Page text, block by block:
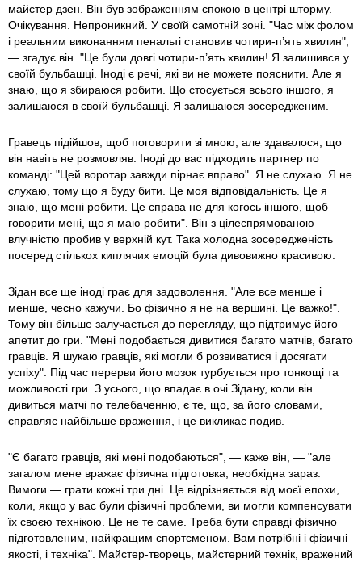
майстер дзен. Він був зображенням спокою в центрі шторму.
Очікування. Непроникний. У своїй самотній зоні. "Час між фолом
і реальним виконанням пенальті становив чотири-п’ять хвилин",
— згадує він. "Це були довгі чотири-п’ять хвилин! Я залишився у
своїй бульбашці. Іноді є речі, які ви не можете пояснити. Але я
знаю, що я збираюся робити. Що стосується всього іншого, я
залишаюся в своїй бульбашці. Я залишаюся зосередженим.
Гравець підійшов, щоб поговорити зі мною, але здавалося, що
він навіть не розмовляв. Іноді до вас підходить партнер по
команді: "Цей воротар завжди пірнає вправо". Я не слухаю. Я не
слухаю, тому що я буду бити. Це моя відповідальність. Це я
знаю, що мені робити. Це справа не для когось іншого, щоб
говорити мені, що я маю робити". Він з цілеспрямованою
влучністю пробив у верхній кут. Така холодна зосередженість
посеред стількох киплячих емоцій була дивовижно красивою.
Зідан все ще іноді грає для задоволення. "Але все менше і
менше, чесно кажучи. Бо фізично я не на вершині. Це важко!".
Тому він більше залучається до перегляду, що підтримує його
апетит до гри. "Мені подобається дивитися багато матчів, багато
гравців. Я шукаю гравців, які могли б розвиватися і досягати
успіху". Під час перерви його мозок турбується про тонкощі та
можливості гри. З усього, що впадає в очі Зідану, коли він
дивиться матчі по телебаченню, є те, що, за його словами,
справляє найбільше враження, і це викликає подив.
"Є багато гравців, які мені подобаються", — каже він, — "але
загалом мене вражає фізична підготовка, необхідна зараз.
Вимоги — грати кожні три дні. Це відрізняється від моєї епохи,
коли, якщо у вас були фізичні проблеми, ви могли компенсувати
їх своєю технікою. Це не те саме. Треба бути справді фізично
підготовленим, найкращим спортсменом. Вам потрібні і фізичні
якості, і техніка". Майстер-творець, майстерний технік, вражений